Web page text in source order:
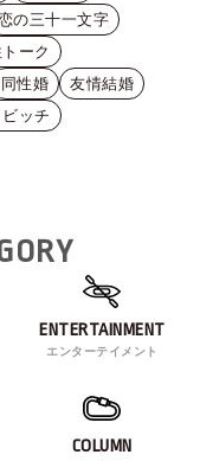
の三十一文字
ーク
同性婚
友情結婚
ッチ
ENTERTAINMENT
エンターテイメント
COLUMN